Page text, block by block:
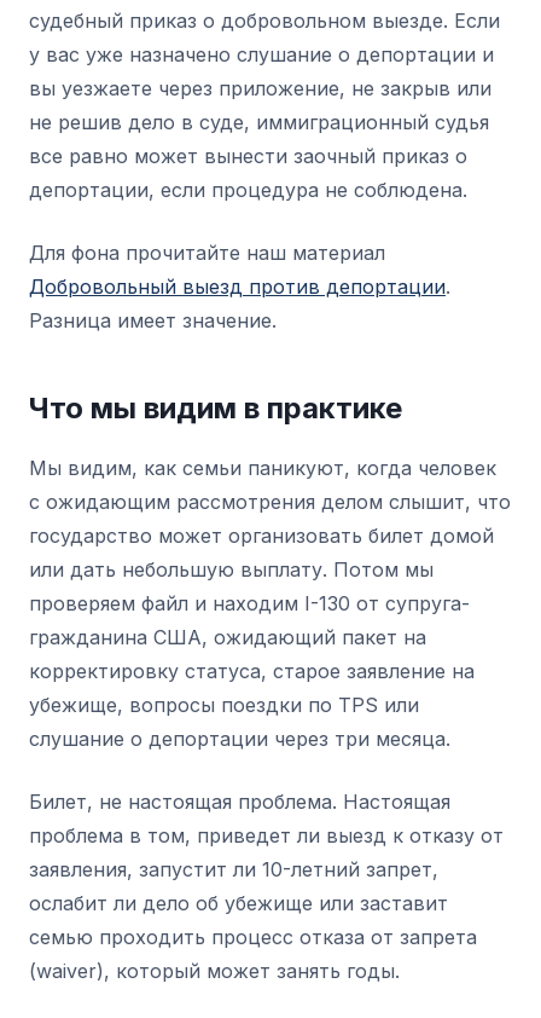
судебный приказ о добровольном выезде. Если
у вас уже назначено слушание о депортации и
вы уезжаете через приложение, не закрыв или
не решив дело в суде, иммиграционный судья
все равно может вынести заочный приказ о
депортации, если процедура не соблюдена.
Для фона прочитайте наш материал
Добровольный выезд против депортации.
Разница имеет значение.
Что мы видим в практике
Мы видим, как семьи паникуют, когда человек
с ожидающим рассмотрения делом слышит, что
государство может организовать билет домой
или дать небольшую выплату. Потом мы
проверяем файл и находим I-130 от супруга-
гражданина США, ожидающий пакет на
корректировку статуса, старое заявление на
убежище, вопросы поездки по TPS или
слушание о депортации через три месяца.
Билет, не настоящая проблема. Настоящая
проблема в том, приведет ли выезд к отказу от
заявления, запустит ли 10-летний запрет,
ослабит ли дело об убежище или заставит
семью проходить процесс отказа от запрета
(waiver), который может занять годы.